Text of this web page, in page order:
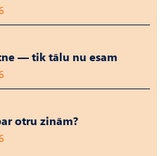
— tik tālu nu esam
otru zinām?